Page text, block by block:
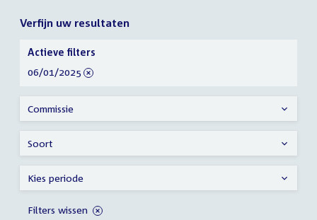
Verfijn uw resultaten
Verfijn
uw
resultaten
Actieve filters
verwijder
06/01/2025
Commissie
Soort
Kies periode
Filters wissen